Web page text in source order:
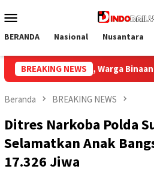
ke
Mobile
BERANDA Nasional Nusantara
BREAKING NEWS
Pengunjung Bupati Muba
Beranda BREAKING NEWS
Ditres Narkoba Polda
Selamatkan Anak
17.326 Jiwa